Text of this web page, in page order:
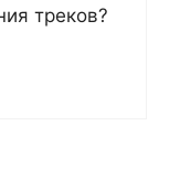
треков?